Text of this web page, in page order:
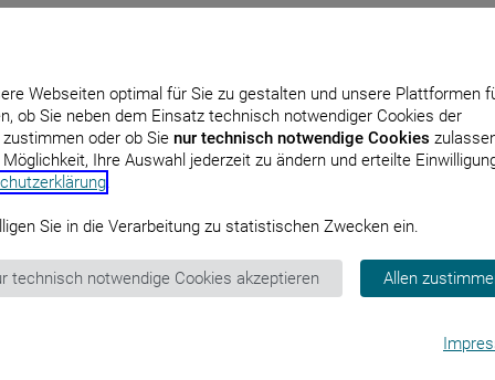
Beschlusses des Gemeinsamen
eine Änderung der Arzneimittel-Richtlinie:
der Angaben zur Geltungsdauer eines Beschlusses
von Arzneimitteln mit neuen Wirkstoffen nach
Sozialgesetzbuch (SGB V) – Pembrolizumab
Melanom, adjuvante Therapie)
BAnz AT
eine Änderung der Arzneimittel-Richtlinie: Anlage
zur Geltungsdauer eines Beschlusses über die
(SGB V) – Trametinib (neues
BRAF-V600-Mutation, in Kombination mit
BAnz AT
Webseiten optimal für Sie zu gestalten und unsere Plattformen
ob Sie neben dem Einsatz technisch notwendiger Cookies der
oder ob Sie nur technisch notwendige Cookies
Ihre Auswahl jederzeit zu ändern und erteilte
.
Sie in die Verarbeitung zu statistischen Zwecken ein.
technisch notwendige Cookies akzeptieren Allen